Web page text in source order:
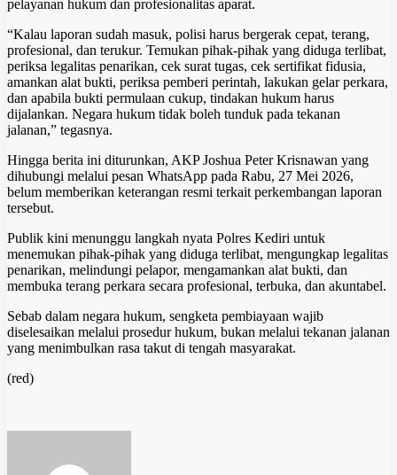
pelayanan hukum dan profesionalitas aparat.
“Kalau laporan sudah masuk, polisi harus bergerak cepat, terang,
profesional, dan terukur. Temukan pihak-pihak yang diduga terlibat,
periksa legalitas penarikan, cek surat tugas, cek sertifikat fidusia,
amankan alat bukti, periksa pemberi perintah, lakukan gelar perkara,
dan apabila bukti permulaan cukup, tindakan hukum harus
dijalankan. Negara hukum tidak boleh tunduk pada tekanan
jalanan,” tegasnya.
Hingga berita ini diturunkan, AKP Joshua Peter Krisnawan yang
dihubungi melalui pesan WhatsApp pada Rabu, 27 Mei 2026,
belum memberikan keterangan resmi terkait perkembangan laporan
tersebut.
Publik kini menunggu langkah nyata Polres Kediri untuk
menemukan pihak-pihak yang diduga terlibat, mengungkap legalitas
penarikan, melindungi pelapor, mengamankan alat bukti, dan
membuka terang perkara secara profesional, terbuka, dan akuntabel.
Sebab dalam negara hukum, sengketa pembiayaan wajib
diselesaikan melalui prosedur hukum, bukan melalui tekanan jalanan
yang menimbulkan rasa takut di tengah masyarakat.
(red)